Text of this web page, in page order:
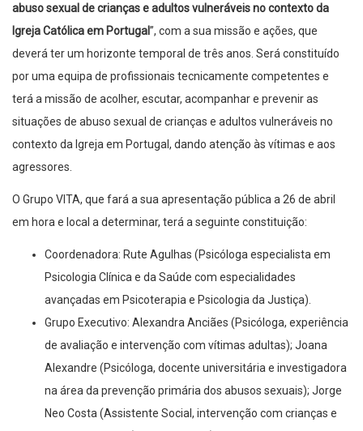
abuso sexual de crianças e adultos vulneráveis no contexto da
Igreja Católica em Portugal”, com a sua missão e ações, que
deverá ter um horizonte temporal de três anos. Será constituído
por uma equipa de profissionais tecnicamente competentes e
terá a missão de acolher, escutar, acompanhar e prevenir as
situações de abuso sexual de crianças e adultos vulneráveis no
contexto da Igreja em Portugal, dando atenção às vítimas e aos
agressores.
O Grupo VITA, que fará a sua apresentação pública a 26 de abril
em hora e local a determinar, terá a seguinte constituição:
Coordenadora: Rute Agulhas (Psicóloga especialista em
Psicologia Clínica e da Saúde com especialidades
avançadas em Psicoterapia e Psicologia da Justiça).
Grupo Executivo: Alexandra Anciães (Psicóloga, experiência
de avaliação e intervenção com vítimas adultas); Joana
Alexandre (Psicóloga, docente universitária e investigadora
na área da prevenção primária dos abusos sexuais); Jorge
Neo Costa (Assistente Social, intervenção com crianças e